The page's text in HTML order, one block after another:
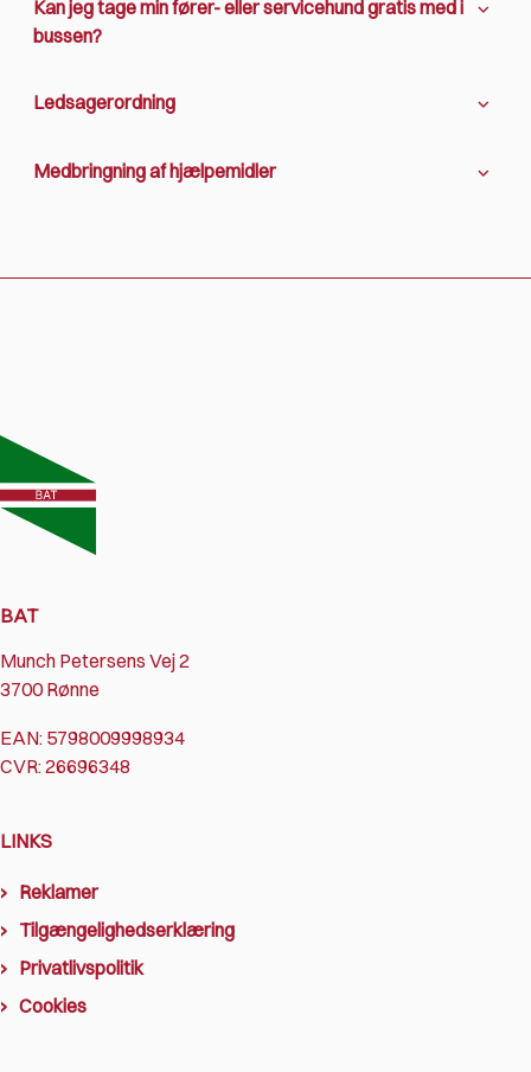
Kan jeg tage min fører- eller servicehund gratis med i
bussen?
Ledsagerordning
Medbringning af hjælpemidler
BAT
Munch Petersens Vej 2
3700 Rønne
EAN: 5798009998934
CVR: 26696348
LINKS
Reklamer
Tilgængelighedserklæring
Privatlivspolitik
Cookies